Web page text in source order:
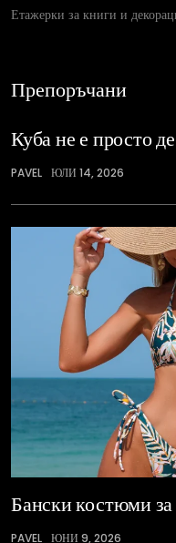
Етажерки за книги и
Препоръчани
Куба не е просто
PAVEL ЮЛИ 14, 2026
Бански костюми
PAVEL ЮНИ 9, 2026